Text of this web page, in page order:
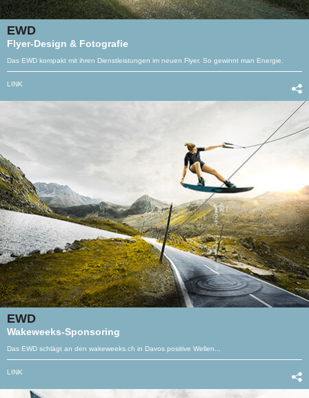
EWD
Flyer-Design & Fotografie
Das EWD kompakt mit ihren Dienstleistungen im neuen Flyer. So gewinnt man Energie.
LINK
EWD
Wakeweeks-Sponsoring
Das EWD schlägt an den wakeweeks.ch in Davos positive Wellen...
LINK